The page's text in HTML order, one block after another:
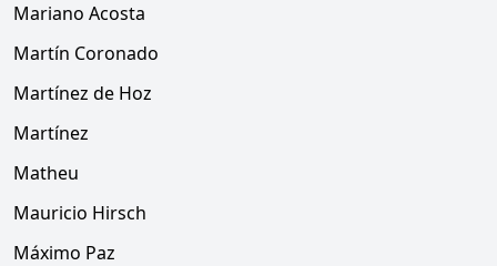
Mariano Acosta
Martín Coronado
Martínez de Hoz
Martínez
Matheu
Mauricio Hirsch
Máximo Paz